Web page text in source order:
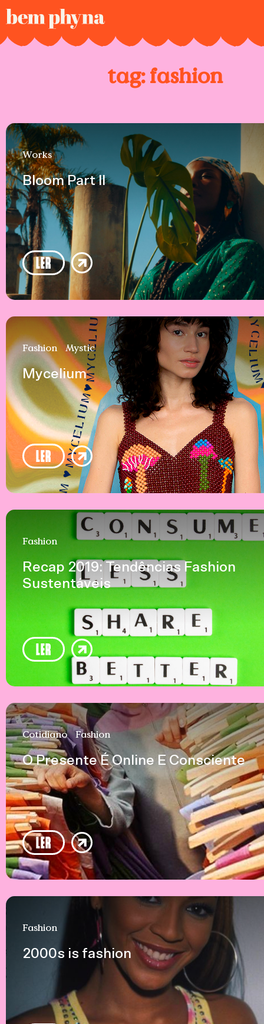
tag:fashion
Works
Bloom Part ll
LER
Fashion Mystic
Mycelium
LER
Fashion
Recap 2019: Tendências Fashion
Sustentáveis
LER
Cotidiano Fashion
O Presente É Online E Consciente
LER
Fashion
2000s is fashion